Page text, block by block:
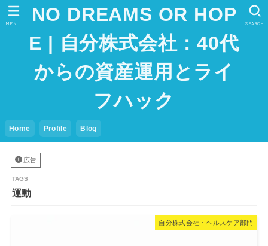
NO DREAMS OR HOP
E | 自分株式会社：40代
からの資産運用とライ
フハック
Home Profile Blog
SEARCH
MENU
広告
運動
自分株式会社・ヘルスケア部門